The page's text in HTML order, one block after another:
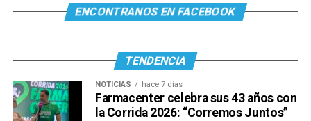
ENCONTRANOS EN FACEBOOK
TENDENCIA
NOTICIAS hace 7 días
Farmacenter celebra sus 43 años con
la Corrida 2026: “Corremos Juntos”